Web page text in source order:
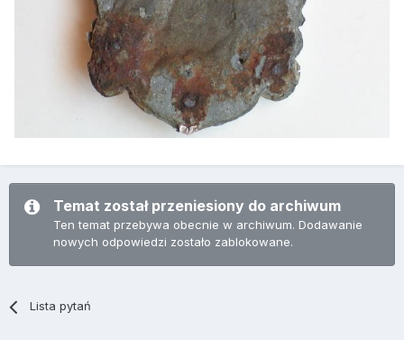
Temat został przeniesiony do archiwum
Ten temat przebywa obecnie w archiwum. Dodawanie
nowych odpowiedzi zostało zablokowane.
Lista pytań